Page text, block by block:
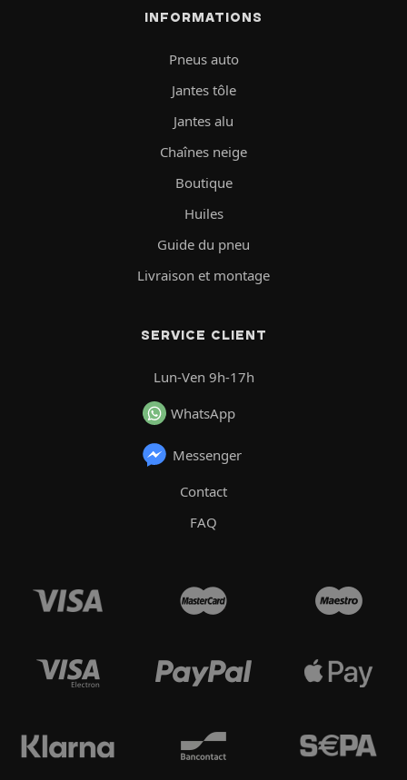
INFORMATIONS
Pneus auto
Jantes tôle
Jantes alu
Chaînes neige
Boutique
Huiles
Guide du pneu
Livraison et montage
SERVICE CLIENT
Lun-Ven 9h-17h
WhatsApp
Messenger
Contact
FAQ